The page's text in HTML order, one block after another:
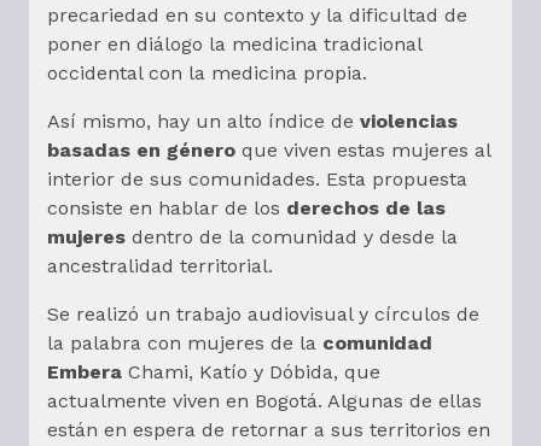
precariedad en su contexto y la dificultad de
poner en diálogo la medicina tradicional
occidental con la medicina propia.
Así mismo, hay un alto índice de violencias
basadas en género que viven estas mujeres al
interior de sus comunidades. Esta propuesta
consiste en hablar de los derechos de las
mujeres dentro de la comunidad y desde la
ancestralidad territorial.
Se realizó un trabajo audiovisual y círculos de
la palabra con mujeres de la comunidad
Embera Chami, Katío y Dóbida, que
actualmente viven en Bogotá. Algunas de ellas
están en espera de retornar a sus territorios en